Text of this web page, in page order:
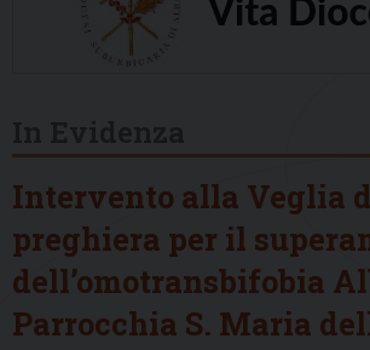
Intervento alla Veglia
preghiera per il
dell’omotransbifobia
Parrocchia S. Maria